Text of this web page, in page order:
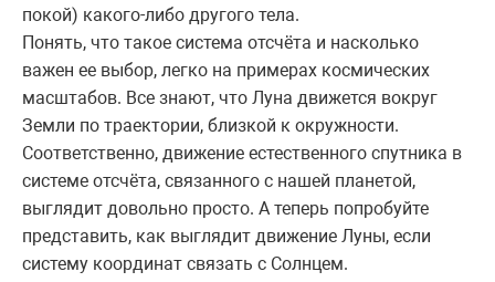
покой) какого-либо другого тела.
Понять, что такое система отсчёта и насколько
важен ее выбор, легко на примерах космических
масштабов. Все знают, что Луна движется вокруг
Земли по траектории, близкой к окружности.
Соответственно, движение естественного спутника в
системе отсчёта, связанного с нашей планетой,
выглядит довольно просто. А теперь попробуйте
представить, как выглядит движение Луны, если
систему координат связать с Солнцем.